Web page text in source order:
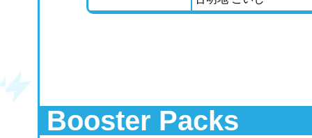
Booster Packs